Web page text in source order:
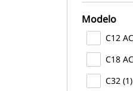
Modelo
C12
C18
C32 (1)